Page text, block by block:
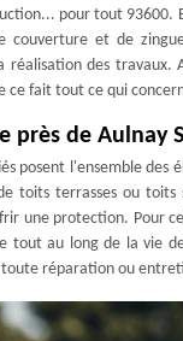
pour tout 93600.
couverture et de
réalisation des
ce fait tout ce qui
près de Aulnay
posent l'ensemble
toits terrasses ou
une protection. Pour
tout au long de la vie
réparation ou